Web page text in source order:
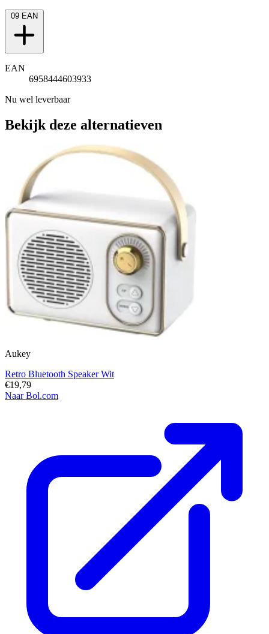
09 EAN
EAN
6958444603933
Nu wel leverbaar
Bekijk deze alternatieven
Aukey
Retro Bluetooth Speaker Wit
€19,79
Naar Bol.com